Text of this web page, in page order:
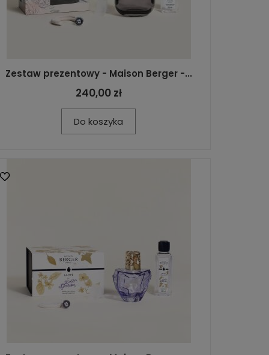
Zestaw prezentowy - Maison Berger -...
240,00 zł
Do koszyka